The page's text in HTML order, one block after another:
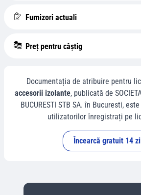
Furnizori actuali
Preț pentru câștig
Documentația de atribuire pentru
accesorii izolante, publicată de
BUCURESTI STB SA. în Bucuresti,
utilizatorilor înregistrați pe
Încearcă gratuit 14